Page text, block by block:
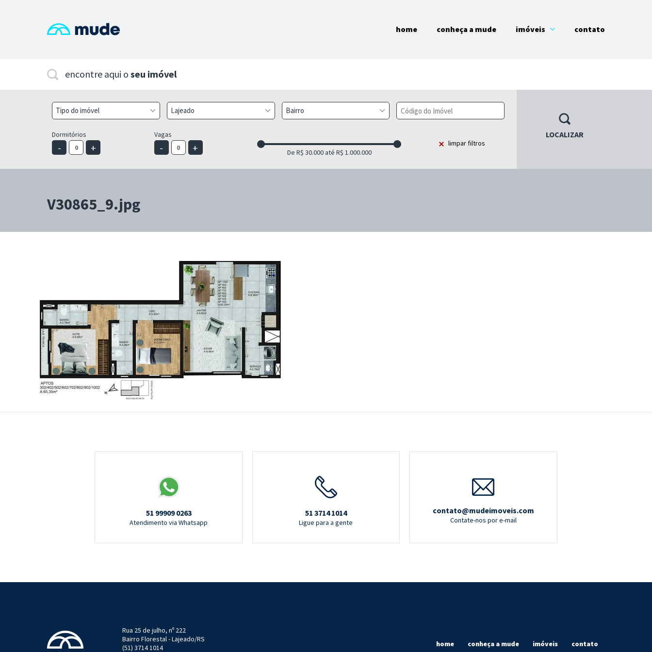
home conheça a mude imóveis contato
encontre aqui o seu imóvel
Tipo do imóvel Lajeado Bairro
Dormitórios
- +
Vagas
- + limpar filtros
LOCALIZAR
V30865_9.jpg
51 99909 0263
Atendimento via Whatsapp
51 3714 1014
Ligue para a gente
contato@mudeimoveis.com
Contate-nos por e-mail
Rua 25 de julho, nº 222
Bairro Florestal - Lajeado/RS
(51) 3714 1014
home conheça a mude imóveis contato